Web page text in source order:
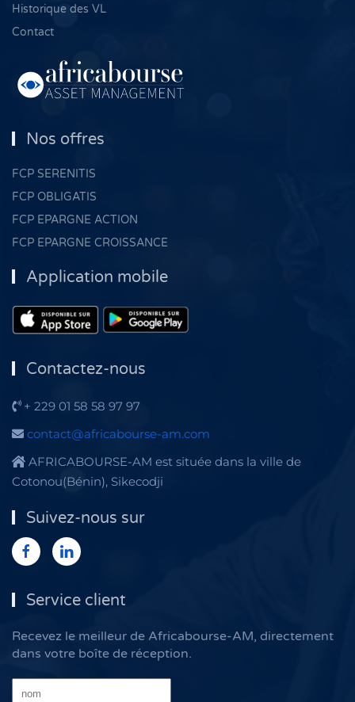
Historique des VL
Contact
Nos offres
FCP SERENITIS
FCP OBLIGATIS
FCP EPARGNE ACTION
FCP EPARGNE CROISSANCE
Application mobile
Contactez-nous
+ 229 01 58 58 97 97
contact@africabourse-am.com
AFRICABOURSE-AM est située dans la ville de
Cotonou(Bénin), Sikecodji
Suivez-nous sur
Service client
Recevez le meilleur de Africabourse-AM, directement
dans votre boîte de réception.